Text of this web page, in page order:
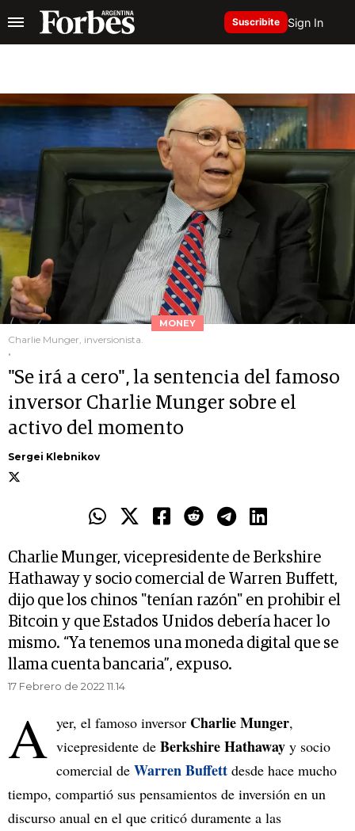
Suscribite Sign In
MONEY
Charlie Munger, inversionista.
.
"Se irá a cero", la sentencia del famoso
inversor Charlie Munger sobre el
activo del momento
Sergei Klebnikov
Charlie Munger, vicepresidente de Berkshire
Hathaway y socio comercial de Warren Buffett,
dijo que los chinos "tenían razón" en prohibir el
Bitcoin y que Estados Unidos debería hacer lo
mismo. “Ya tenemos una moneda digital que se
llama cuenta bancaria”, expuso.
17 Febrero de 2022 11.14
A yer, el famoso inversor Charlie Munger,
vicepresidente de Berkshire Hathaway y socio
comercial de Warren Buffett desde hace mucho
tiempo, compartió sus pensamientos de inversión en un
discurso anual en el que criticó duramente a las